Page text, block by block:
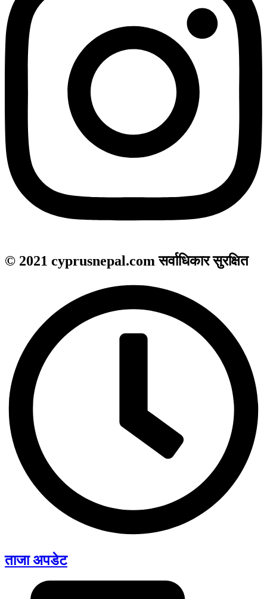
© 2021 cyprusnepal.com सर्वाधिकार सुरक्षित
ताजा अपडेट